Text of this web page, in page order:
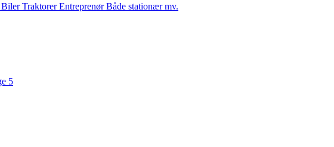
Traktorer Entreprenør Både stationær mv.
5